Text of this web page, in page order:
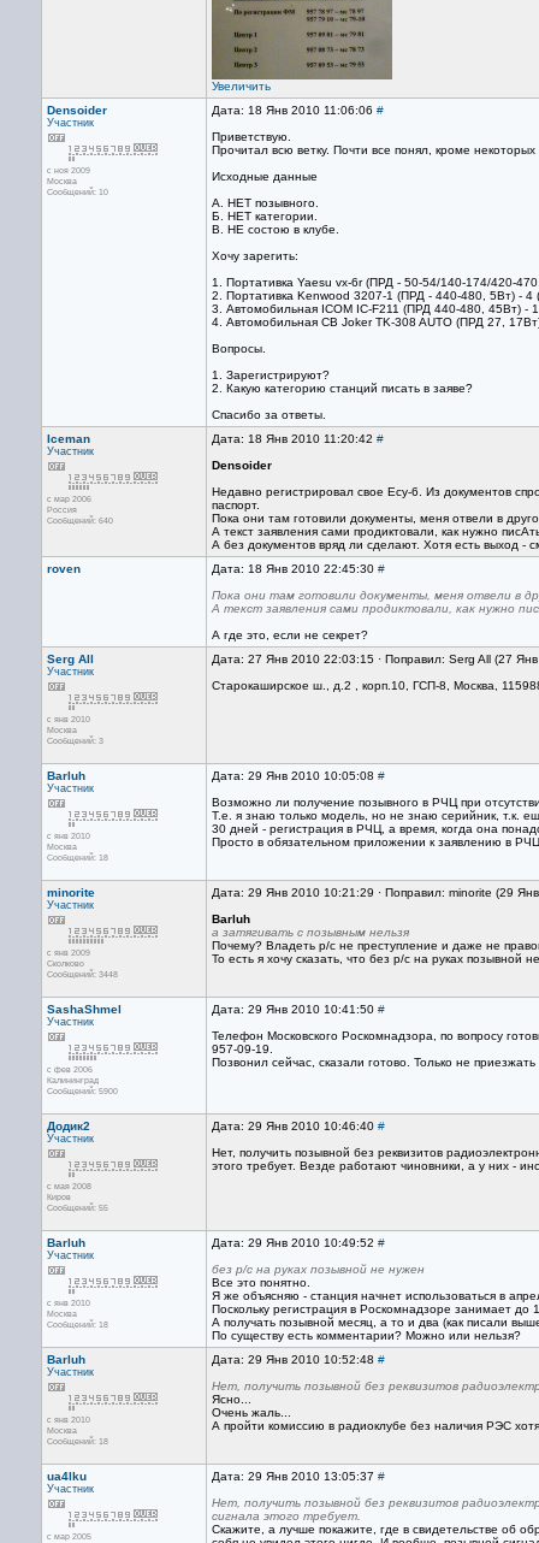
Увеличить
Densoider
Участник
с ноя 2009
Москва
Сообщений: 10
Дата: 18 Янв 2010 11:06:06 #
Приветствую.
Прочитал всю ветку. Почти все понял, кроме
Исходные данные
А. НЕТ позывного.
Б. НЕТ категории.
B. НЕ состою в клубе.
Хочу зарегить:
1. Портативка Yaesu vx-6r (ПРД - 50-54/140-174/420-
2. Портативка Kenwood 3207-1 (ПРД - 440-480, 5Вт) - 4
3. Автомобильная ICOM IC-F211 (ПРД 440-480, 45Вт) -
4. Автомобильная CB Joker TK-308 AUTO (ПРД 27,
Вопросы.
1. Зарегистрируют?
2. Какую категорию станций писать в заяве?
Спасибо за ответы.
Iceman
Участник
с мар 2006
Россия
Сообщений: 640
Дата: 18 Янв 2010 11:20:42 #
Densoider
Недавно регистрировал свое Есу-6. Из документов
паспорт.
Пока они там готовили документы, меня отвели в
А текст заявления сами продиктовали, как нужно
А без документов вряд ли сделают. Хотя есть выход -
roven
Дата: 18 Янв 2010 22:45:30 #
Пока они там готовили документы, меня отвели в
А текст заявления сами продиктовали, как нужно
А где это, если не секрет?
Serg All
Участник
с янв 2010
Москва
Сообщений: 3
Дата: 27 Янв 2010 22:03:15 · Поправил: Serg All (27
Старокаширское ш., д.2 , корп.10, ГСП-8, Москва,
Barluh
Участник
с янв 2010
Москва
Сообщений: 18
Дата: 29 Янв 2010 10:05:08 #
Возможно ли получение позывного в РЧЦ при
Т.е. я знаю только модель, но не знаю серийник, т.к.
30 дней - регистрация в РЧЦ, а время, когда она
Просто в обязательном приложении к заявлению в
minorite
Участник
с янв 2009
Сколково
Сообщений: 3448
Дата: 29 Янв 2010 10:21:29 · Поправил: minorite (29
Barluh
а затягивать с позывным нельзя
Почему? Владеть р/с не преступление и даже не
То есть я хочу сказать, что без р/с на руках позывной
SashaShmel
Участник
с фев 2006
Калининград
Сообщений: 5900
Дата: 29 Янв 2010 10:41:50 #
Телефон Московского Роскомнадзора, по вопросу
957-09-19.
Позвонил сейчас, сказали готово. Только не
Додик2
Участник
с мая 2008
Киров
Сообщений: 55
Дата: 29 Янв 2010 10:46:40 #
Нет, получить позывной без реквизитов
этого требует. Везде работают чиновники, а у них -
Barluh
Участник
с янв 2010
Москва
Сообщений: 18
Дата: 29 Янв 2010 10:49:52 #
без р/с на руках позывной не нужен
Все это понятно.
Я же объясняю - станция начнет использоваться в
Поскольку регистрация в Роскомнадзоре занимает
А получать позывной месяц, а то и два (как писали
По существу есть комментарии? Можно или нельзя?
Barluh
Участник
с янв 2010
Москва
Сообщений: 18
Дата: 29 Янв 2010 10:52:48 #
Нет, получить позывной без реквизитов
Ясно...
Очень жаль...
А пройти комиссию в радиоклубе без наличия РЭС
ua4lku
Участник
с мар 2005
Дата: 29 Янв 2010 13:05:37 #
Нет, получить позывной без реквизитов
сигнала этого требует.
Скажите, а лучше покажите, где в свидетельстве об